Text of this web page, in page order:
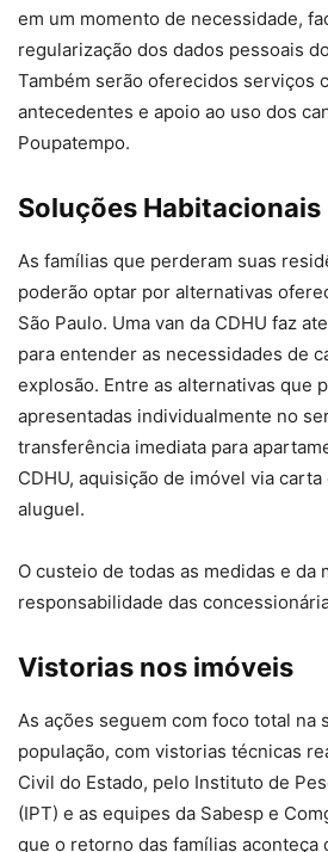
em um momento de necessidade,
regularização dos dados pessoais
Também serão oferecidos serviços
antecedentes e apoio ao uso dos
Poupatempo.
Soluções Habitacionais
As famílias que perderam suas
poderão optar por alternativas
São Paulo. Uma van da CDHU faz
para entender as necessidades de
explosão. Entre as alternativas que
apresentadas individualmente no
transferência imediata para
CDHU, aquisição de imóvel via
aluguel.
O custeio de todas as medidas e da
responsabilidade das
Vistorias nos imóveis
As ações seguem com foco total na
população, com vistorias técnicas
Civil do Estado, pelo Instituto de
(IPT) e as equipes da Sabesp e
que o retorno das famílias aconteça